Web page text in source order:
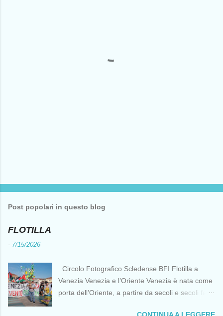
Post popolari in questo blog
FLOTILLA
- 7/15/2026
Circolo Fotografico Scledense BFI Flotilla a
Venezia Venezia e l’Oriente Venezia è nata come
porta dell’Oriente, a partire da secoli e secoli fa ai
CONTINUA A LEGGERE